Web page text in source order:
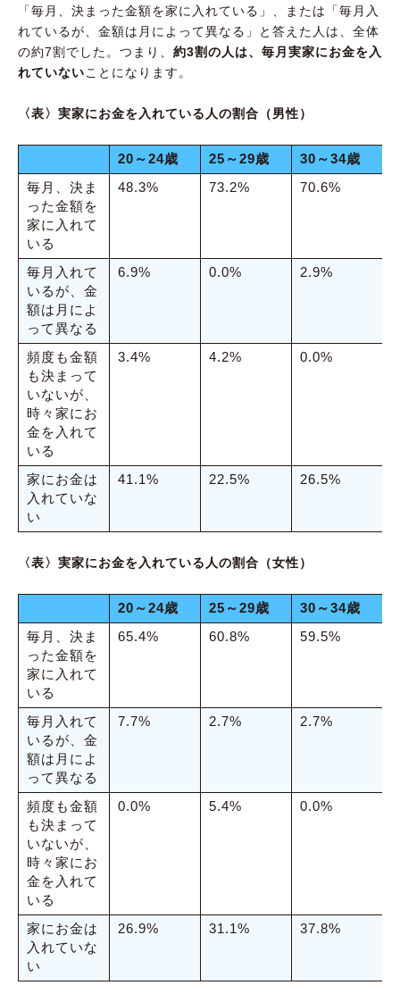
「毎月、決まった金額を家に入れている」、または「毎月入
れているが、金額は月によって異なる」と答えた人は、全体
の約7割でした。つまり、 約3割の人は、毎月実家にお金を入
れていないことになります。
〈表〉実家にお金を入れている人の割合（男性）
20～24歳 25～29歳 30～34歳
毎月、決ま
った金額を
家に入れて
いる
48.3% 73.2% 70.6%
毎月入れて
いるが、金
額は月によ
って異なる
6.9% 0.0% 2.9%
頻度も金額
も決まって
いないが、
時々家にお
金を入れて
いる
3.4% 4.2% 0.0%
家にお金は
入れていな
い
41.1% 22.5% 26.5%
〈表〉実家にお金を入れている人の割合（女性）
20～24歳 25～29歳 30～34歳
毎月、決ま
った金額を
家に入れて
いる
65.4% 60.8% 59.5%
毎月入れて
いるが、金
額は月によ
って異なる
7.7% 2.7% 2.7%
頻度も金額
も決まって
いないが、
時々家にお
金を入れて
いる
0.0% 5.4% 0.0%
家にお金は
入れていな
い
26.9% 31.1% 37.8%